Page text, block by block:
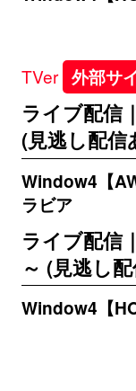
TVer 外部サ
ライブ配信
(見逃し配信
Window4【
ラビア
ライブ配信
～ (見逃し
Window4【